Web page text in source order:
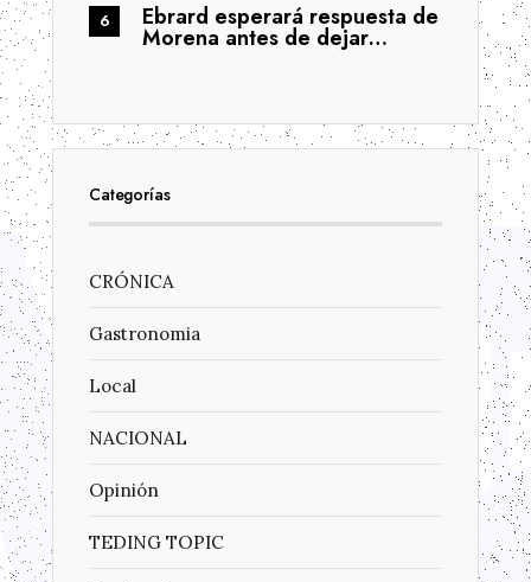
Ebrard esperará respuesta de
Morena antes de dejar…
Categorías
CRÓNICA
Gastronomia
Local
NACIONAL
Opinión
TEDING TOPIC